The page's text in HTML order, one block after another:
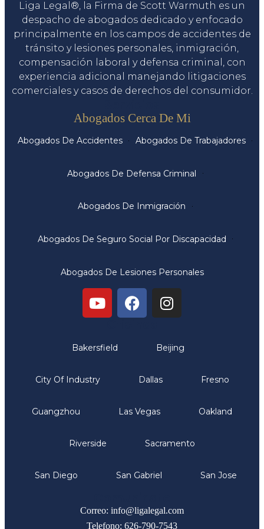
Liga Legal®, la Firma de Scott Warmuth es un
despacho de abogados dedicado y enfocado
principalmente en los campos de accidentes de
tránsito y lesiones personales, inmigración,
compensación laboral y defensa criminal, con
experiencia adicional manejando litigaciones
comerciales y casos de derechos del consumidor.
Abogados Cerca De Mi
Abogados De Accidentes Abogados De Trabajadores
Abogados De Defensa Criminal
Abogados De Inmigración
Abogados De Seguro Social Por Discapacidad
Abogados De Lesiones Personales
Bakersfield Beijing
City Of Industry Dallas Fresno
Guangzhou Las Vegas Oakland
Riverside Sacramento
San Diego San Gabriel San Jose
Correo: info@ligalegal.com
Telefono: 626-790-7543